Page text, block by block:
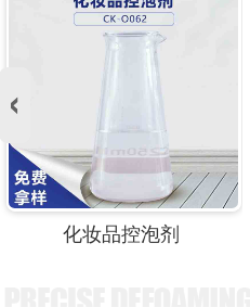
化妆品控泡剂